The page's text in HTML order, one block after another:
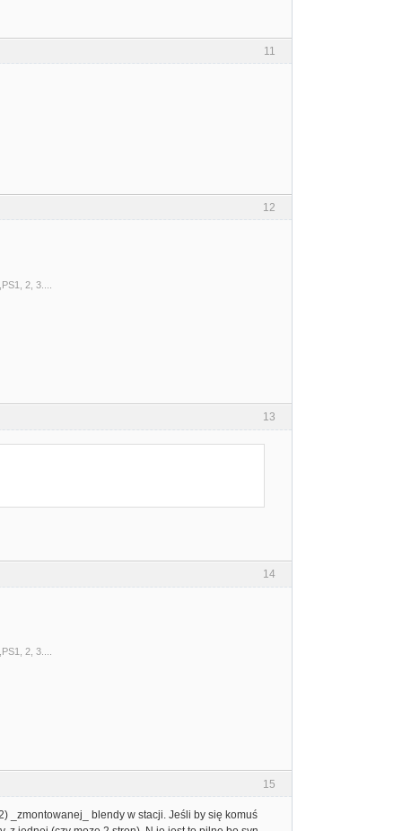
11
12
2, 3....
13
14
2, 3....
15
_zmontowanej_ blendy w stacji. Jeśli by się komuś